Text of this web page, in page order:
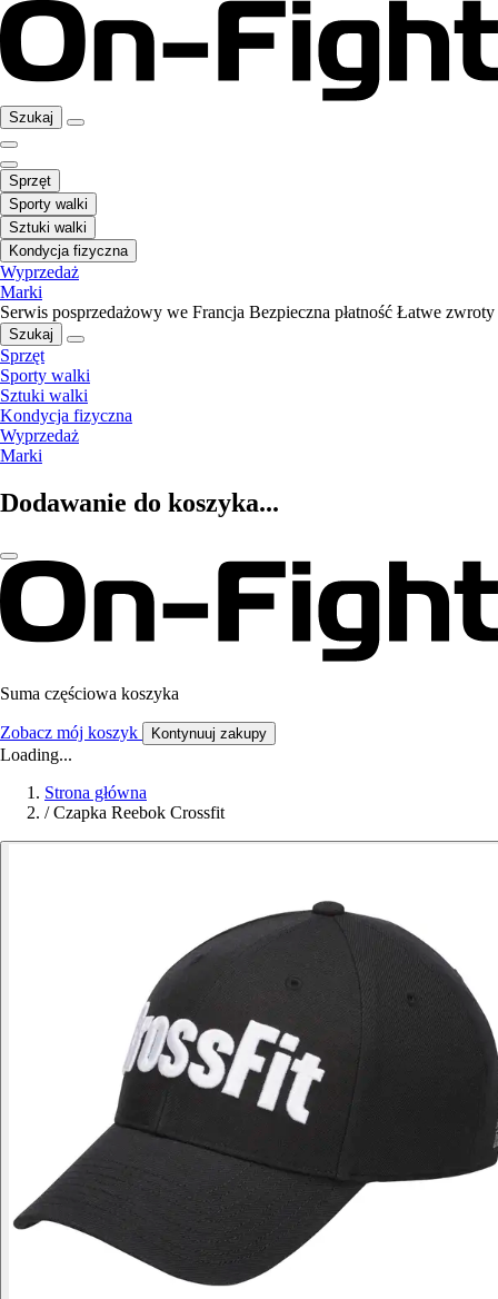
Szukaj
Sprzęt
Sporty walki
Sztuki walki
Kondycja fizyczna
Wyprzedaż
Marki
Serwis posprzedażowy we Francja Bezpieczna płatność Łatwe zwroty
Szukaj
Sprzęt
Sporty walki
Sztuki walki
Kondycja fizyczna
Wyprzedaż
Marki
Dodawanie do koszyka...
Suma częściowa koszyka
Zobacz mój koszyk Kontynuuj zakupy
Loading...
Strona główna
/ Czapka Reebok Crossfit